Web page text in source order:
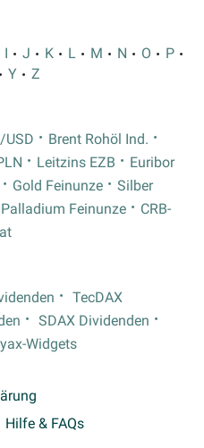
I J K L M N O
P
Y Z
USD
Brent Rohöl Ind.
Leitzins EZB
Euribor
Gold Feinunze
Silber
Palladium Feinunze
CRB-
TecDAX
SDAX Dividenden
Widgets
Hilfe & FAQs